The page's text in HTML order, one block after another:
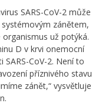
SARS-CoV-2 může
zánětem,
už potýká.
D v krvi onemocní
CoV-2. Není to
příznivého stavu
zánět,“ vysvětluje